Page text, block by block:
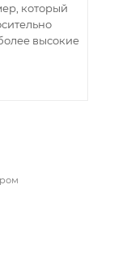
который
высокие